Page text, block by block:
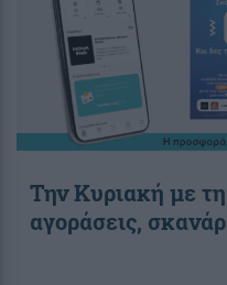
Την Κυριακή με
αγοράσεις,